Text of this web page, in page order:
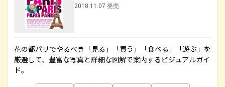
2018.11.07 発売
花の都パリでやるべき「見る」「買う」「食べる」「遊ぶ」を
厳選して、豊富な写真と詳細な図解で案内するビジュアルガイ
ド。